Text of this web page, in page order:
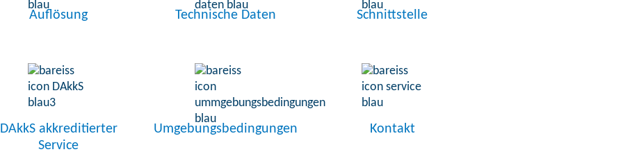
Auflösung Technische Daten Schnittstelle
DAkkS akkreditierter
Service
Umgebungsbedingungen Kontakt